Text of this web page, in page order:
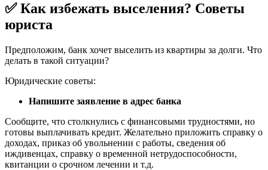
✅ Как избежать выселения? Советы
юриста
Предположим, банк хочет выселить из квартиры за долги. Что
делать в такой ситуации?
Юридические советы:
Напишите заявление в адрес банка
Сообщите, что столкнулись с финансовыми трудностями, но
готовы выплачивать кредит. Желательно приложить справку о
доходах, приказ об увольнении с работы, сведения об
иждивенцах, справку о временной нетрудоспособности,
квитанции о срочном лечении и т.д.